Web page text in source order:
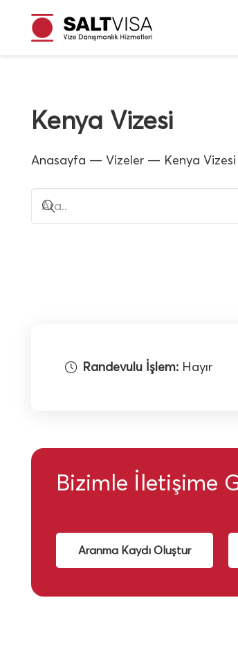
Kenya Vizesi
Anasayfa — Vizeler — Kenya Vizesi
Randevulu İşlem: Hayır
Bizimle İletişime
Aranma Kaydı Oluştur